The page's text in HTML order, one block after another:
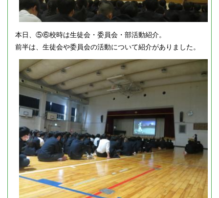
本日、⑤⑥校時は生徒会・委員会・部活動紹介。
前半は、生徒会や委員会の活動について紹介がありました。